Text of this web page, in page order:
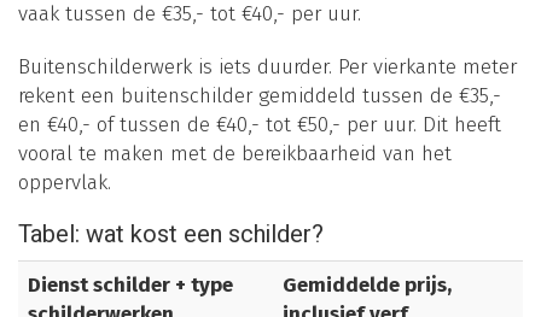
vaak tussen de €35,- tot €40,- per uur.
Buitenschilderwerk is iets duurder. Per vierkante meter
rekent een buitenschilder gemiddeld tussen de €35,-
en €40,- of tussen de €40,- tot €50,- per uur. Dit heeft
vooral te maken met de bereikbaarheid van het
oppervlak.
Tabel: wat kost een schilder?
Dienst schilder + type
Gemiddelde prijs,